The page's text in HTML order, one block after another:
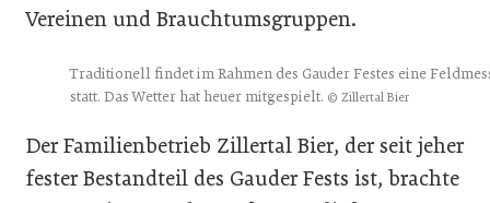
Vereinen und Brauchtumsgruppen.
Traditionell findet im Rahmen des Gauder Festes eine
statt. Das Wetter hat heuer mitgespielt. © Zillertal Bier
Der Familienbetrieb Zillertal Bier, der seit jeher
fester Bestandteil des Gauder Fests ist, brachte